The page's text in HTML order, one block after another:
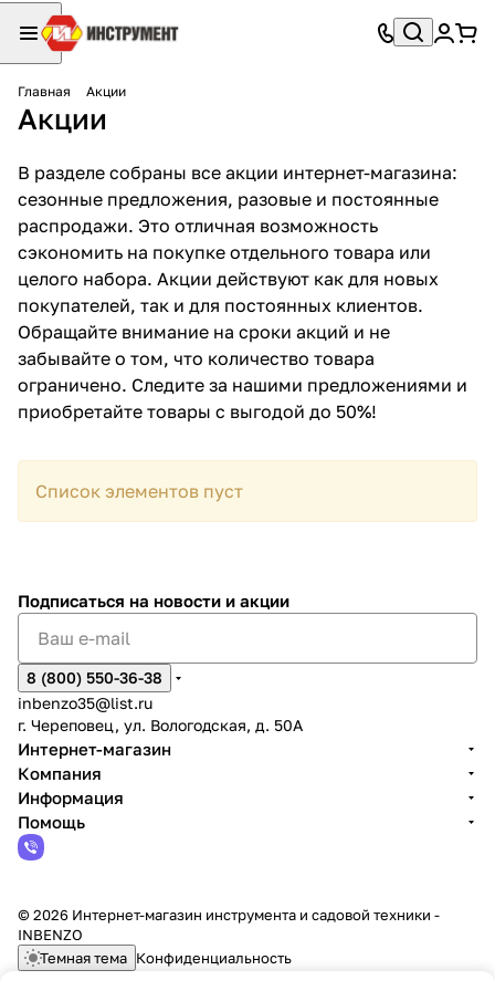
Главная Акции
Акции
В разделе собраны все акции интернет-магазина:
сезонные предложения, разовые и постоянные
распродажи. Это отличная возможность
сэкономить на покупке отдельного товара или
целого набора. Акции действуют как для новых
покупателей, так и для постоянных клиентов.
Обращайте внимание на сроки акций и не
забывайте о том, что количество товара
ограничено. Следите за нашими предложениями и
приобретайте товары с выгодой до 50%!
Список элементов пуст
Подписаться на новости и акции
8 (800) 550-36-38
inbenzo35@list.ru
г. Череповец, ул. Вологодская, д. 50А
Интернет-магазин
Компания
Информация
Помощь
© 2026 Интернет-магазин инструмента и садовой техники -
INBENZO
Темная тема Конфиденциальность